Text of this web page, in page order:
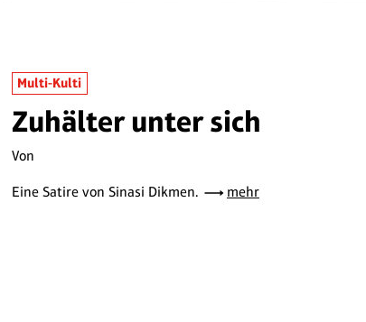
Multi-Kulti
Zuhälter unter sich
Von
Eine Satire von Sinasi Dikmen. mehr